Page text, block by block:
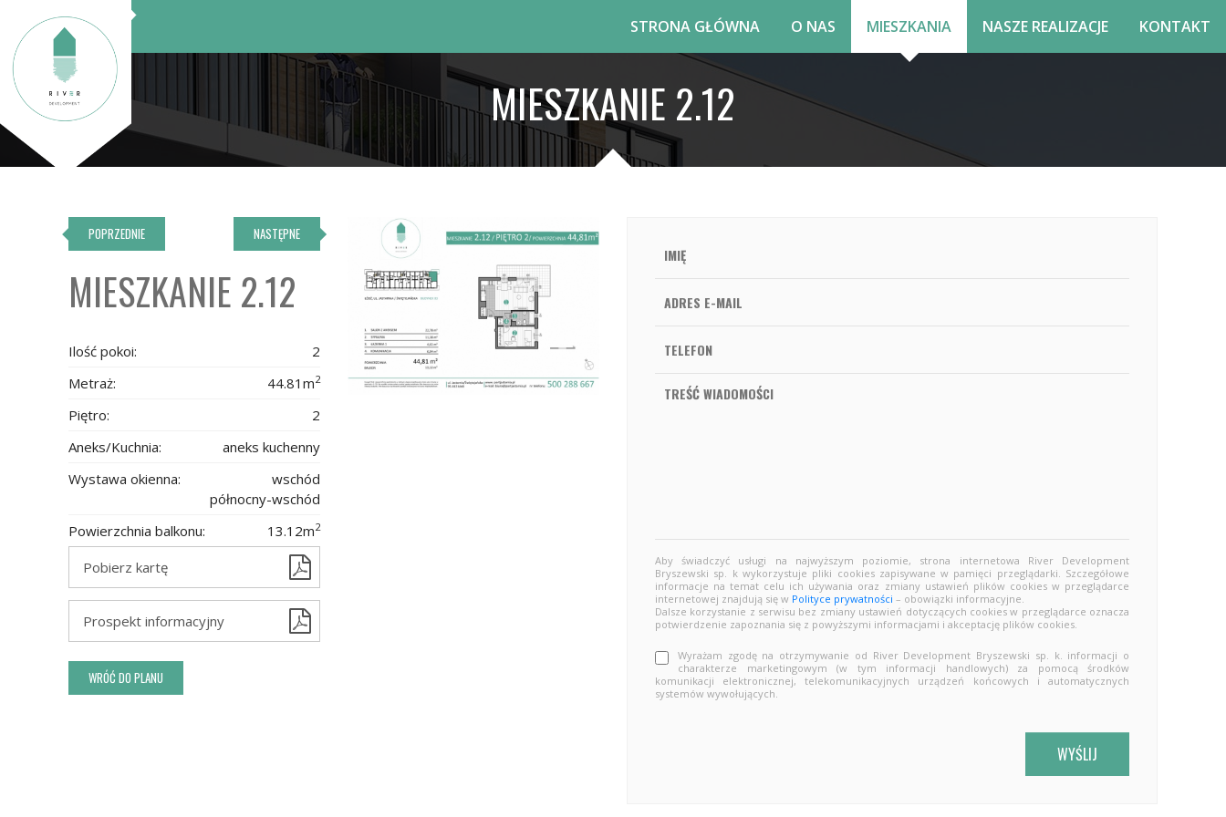
STRONA GŁÓWNA O NAS MIESZKANIA NASZE REALIZACJE KONTAKT
MIESZKANIE 2.12
POPRZEDNIE NASTĘPNE
MIESZKANIE 2.12
Ilość pokoi:
2
Metraż:
44.81m2
Piętro:
2
Aneks/Kuchnia:
aneks kuchenny
Wystawa okienna:
wschód
północny-wschód
Powierzchnia balkonu:
13.12m2
Pobierz kartę
Prospekt informacyjny
WRÓĆ DO PLANU
Aby świadczyć usługi na najwyższym poziomie, strona internetowa River Development
Bryszewski sp. k wykorzystuje pliki cookies zapisywane w pamięci przeglądarki. Szczegółowe
informacje na temat celu ich używania oraz zmiany ustawień plików cookies w przeglądarce
internetowej znajdują się w Polityce prywatności – obowiązki informacyjne.
Dalsze korzystanie z serwisu bez zmiany ustawień dotyczących cookies w przeglądarce oznacza
potwierdzenie zapoznania się z powyższymi informacjami i akceptację plików cookies.
Wyrażam zgodę na otrzymywanie od River Development Bryszewski sp. k. informacji o
charakterze marketingowym (w tym informacji handlowych) za pomocą środków
komunikacji elektronicznej, telekomunikacyjnych urządzeń końcowych i automatycznych
systemów wywołujących.
WYŚLIJ